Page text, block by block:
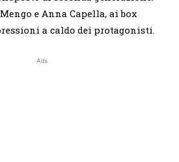
e Anna Capella, ai box
a caldo dei protagonisti.
Ads